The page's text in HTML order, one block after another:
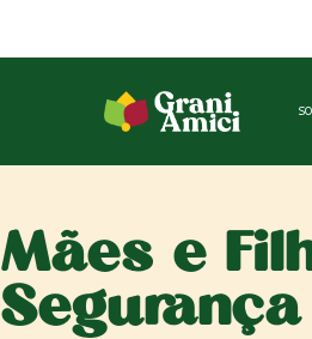
Você encontra a Grani Amici em
Mães e